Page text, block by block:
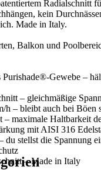
Radialschnitt
kein
Made in Italy.
Balkon und
Purishade®-Gewebe –
– gleichmäßige
h – bleibt auch bei Böen
– maximale Haltbarkeit
mit AISI 316
du stellst die Spannung
– Made in Italy